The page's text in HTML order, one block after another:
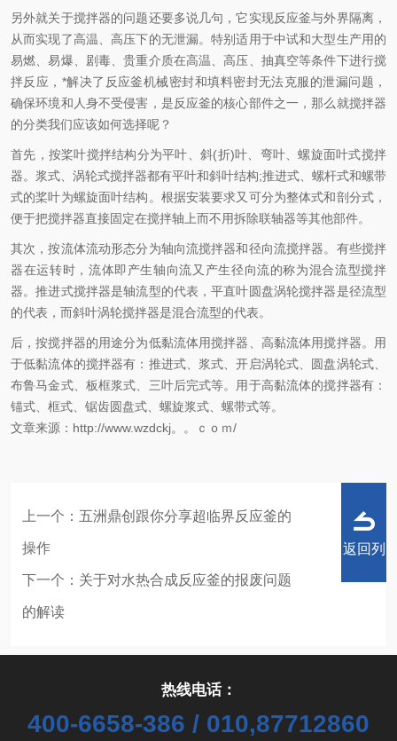
另外就关于搅拌器的问题还要多说几句，它实现反应釜与外界隔离，
从而实现了高温、高压下的无泄漏。特别适用于中试和大型生产用的
易燃、易爆、剧毒、贵重介质在高温、高压、抽真空等条件下进行搅
拌反应，*解决了反应釜机械密封和填料密封无法克服的泄漏问题，
确保环境和人身不受侵害，是反应釜的核心部件之一，那么就搅拌器
的分类我们应该如何选择呢？
首先，按桨叶搅拌结构分为平叶、斜(折)叶、弯叶、螺旋面叶式搅拌
器。浆式、涡轮式搅拌器都有平叶和斜叶结构;推进式、螺杆式和螺带
式的桨叶为螺旋面叶结构。根据安装要求又可分为整体式和剖分式，
便于把搅拌器直接固定在搅拌轴上而不用拆除联轴器等其他部件。
其次，按流体流动形态分为轴向流搅拌器和径向流搅拌器。有些搅拌
器在运转时，流体即产生轴向流又产生径向流的称为混合流型搅拌
器。推进式搅拌器是轴流型的代表，平直叶圆盘涡轮搅拌器是径流型
的代表，而斜叶涡轮搅拌器是混合流型的代表。
后，按搅拌器的用途分为低黏流体用搅拌器、高黏流体用搅拌器。用
于低黏流体的搅拌器有：推进式、浆式、开启涡轮式、圆盘涡轮式、
布鲁马金式、板框浆式、三叶后完式等。用于高黏流体的搅拌器有：
锚式、框式、锯齿圆盘式、螺旋浆式、螺带式等。
文章来源：http://www.wzdckj。。ｃｏｍ/
上一个： 五洲鼎创跟你分享超临界反应釜的
操作
下一个： 关于对水热合成反应釜的报废问题
的解读
返回列
热线电话：
400-6658-386 / 010,87712860